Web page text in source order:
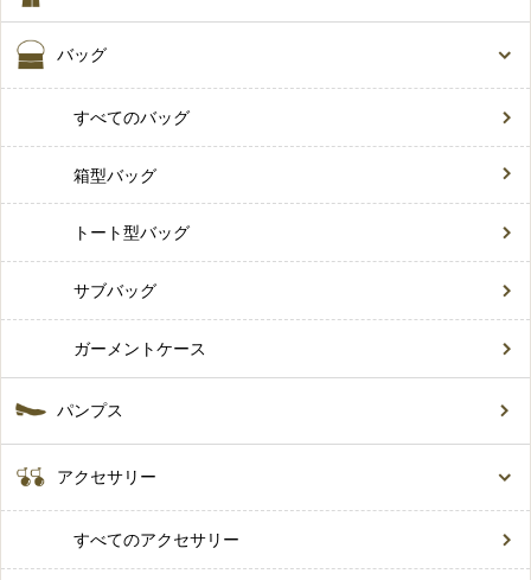
バッグ
すべてのバッグ
箱型バッグ
トート型バッグ
サブバッグ
ガーメントケース
パンプス
アクセサリー
すべてのアクセサリー